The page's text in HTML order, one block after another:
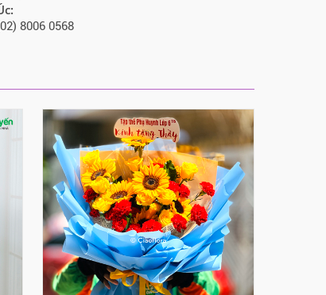
8006 0568